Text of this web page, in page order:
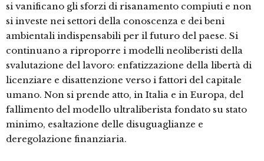
si vanificano gli sforzi di risanamento compiuti e non
si investe nei settori della conoscenza e dei beni
ambientali indispensabili per il futuro del paese. Si
continuano a riproporre i modelli neoliberisti della
svalutazione del lavoro: enfatizzazione della libertà di
licenziare e disattenzione verso i fattori del capitale
umano. Non si prende atto, in Italia e in Europa, del
fallimento del modello ultraliberista fondato su stato
minimo, esaltazione delle disuguaglianze e
deregolazione finanziaria.